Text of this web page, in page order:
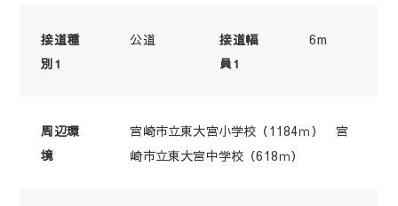
接道種
別1
公道
接道幅
員1
6m
周辺環
境
宮崎市立東大宮小学校（1184ｍ） 宮
崎市立東大宮中学校（618ｍ）